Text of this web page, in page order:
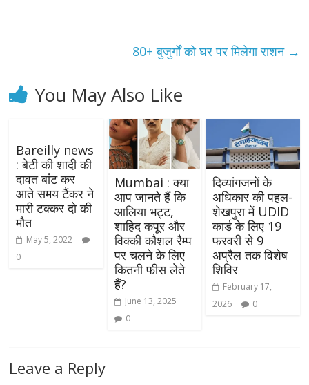
80+ बुजुर्गों को घर पर मिलेगा राशन →
You May Also Like
Bareilly news
: बेटी की शादी की
दावत बांट कर
आते समय टैंकर ने
मारी टक्कर दो की
मौत
May 5, 2022
0
Mumbai : क्या
आप जानते हैं कि
आलिया भट्ट,
शाहिद कपूर और
विक्की कौशल रैम्प
पर चलने के लिए
कितनी फीस लेते
हैं?
June 13, 2025
0
दिव्यांगजनों के
अधिकार की पहल-
शेखपुरा में UDID
कार्ड के लिए 19
फरवरी से 9
अप्रैल तक विशेष
शिविर
February 17,
2026
0
Leave a Reply